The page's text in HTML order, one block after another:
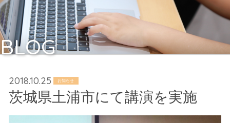
BLOG
2018.10.25 お知らせ
茨城県土浦市にて講演を実施